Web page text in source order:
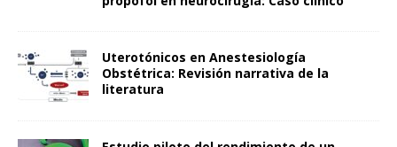
Uterotónicos en Anestesiología
Obstétrica: Revisión narrativa de la
literatura